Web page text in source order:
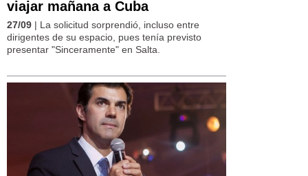
viajar mañana a Cuba
27/09 | La solicitud sorprendió, incluso entre
dirigentes de su espacio, pues tenía previsto
presentar "Sinceramente" en Salta.